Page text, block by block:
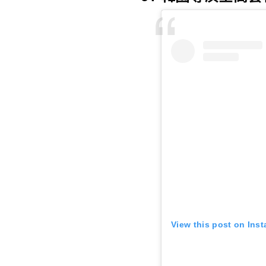
View this post on